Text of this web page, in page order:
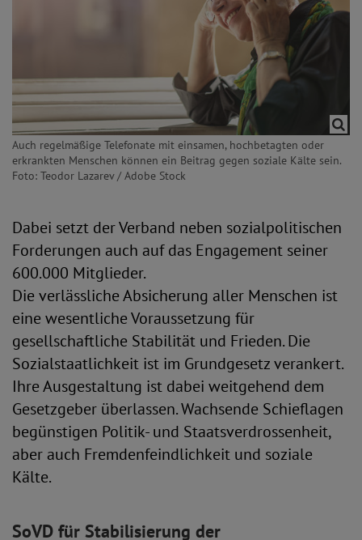
Auch regelmäßige Telefonate mit einsamen, hochbetagten oder
erkrankten Menschen können ein Beitrag gegen soziale Kälte sein.
Foto: Teodor Lazarev / Adobe Stock
Dabei setzt der Verband neben sozialpolitischen
Forderungen auch auf das Engagement seiner
600.000 Mitglieder.
Die verlässliche Absicherung aller Menschen ist
eine wesentliche Voraussetzung für
gesellschaftliche Stabilität und Frieden. Die
Sozialstaatlichkeit ist im Grundgesetz verankert.
Ihre Ausgestaltung ist dabei weitgehend dem
Gesetzgeber überlassen. Wachsende Schieflagen
begünstigen Politik- und Staatsverdrossenheit,
aber auch Fremdenfeindlichkeit und soziale
Kälte.
SoVD für Stabilisierung der